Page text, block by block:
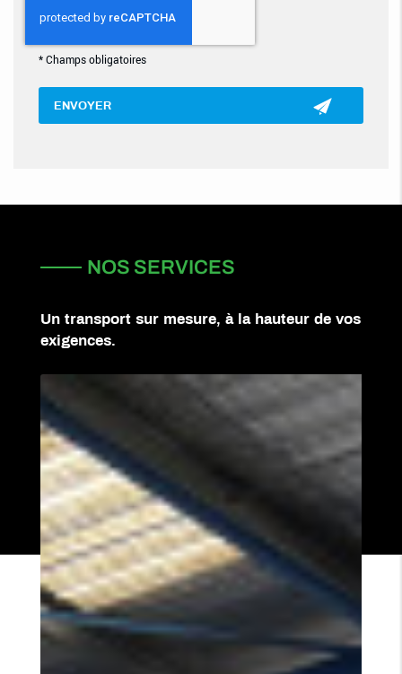
*Champs obligatoires
NOS SERVICES
Un transport sur mesure, à la hauteur de vos
exigences.